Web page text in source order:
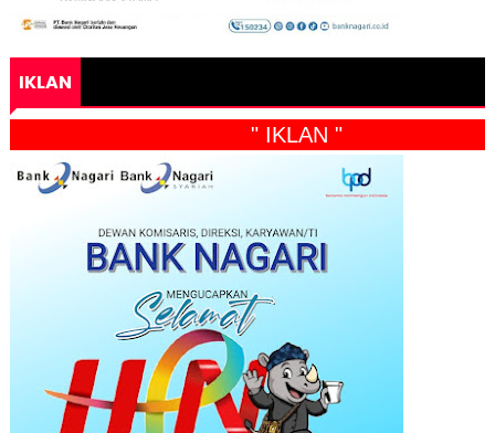
IKLAN
" IKLAN "